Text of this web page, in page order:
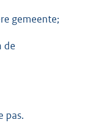
gemeente;
de
pas.